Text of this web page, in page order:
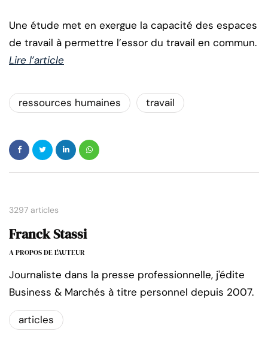
Une étude met en exergue la capacité des espaces
de travail à permettre l’essor du travail en commun.
Lire l’article
ressources humaines travail
3297 articles
Franck Stassi
A PROPOS DE L'AUTEUR
Journaliste dans la presse professionnelle, j'édite
Business & Marchés à titre personnel depuis 2007.
articles